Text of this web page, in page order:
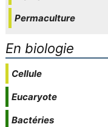
Permaculture
En biologie
Cellule
Eucaryote
Bactéries